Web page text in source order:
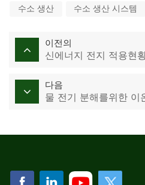
수소 생산
수소 생산 시스템
이전의
신에너지 전지 적용현
다음
물 전기 분해를위한 이